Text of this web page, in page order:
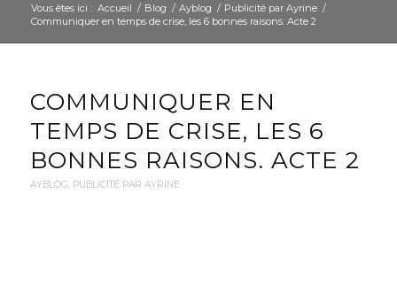
Vous êtes ici : Accueil / Blog / Ayblog / Publicité par Ayrine /
Communiquer en temps de crise, les 6 bonnes raisons. Acte 2
COMMUNIQUER EN
TEMPS DE CRISE, LES 6
BONNES RAISONS. ACTE 2
AYBLOG, PUBLICITÉ PAR AYRINE